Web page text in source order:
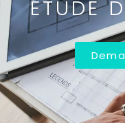
ÉTUDE